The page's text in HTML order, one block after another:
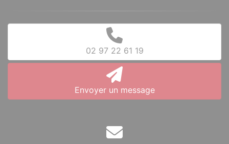
02 97 22 61 19
Envoyer un message